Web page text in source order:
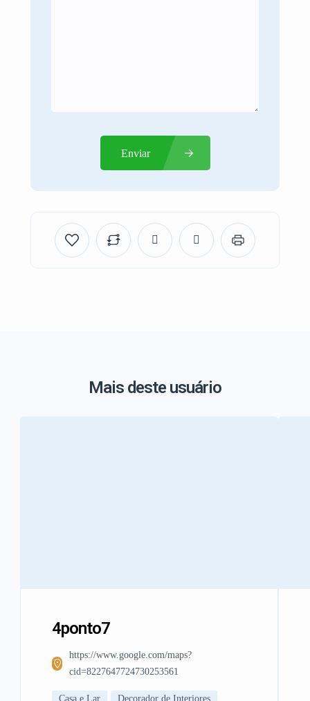
Enviar
Mais deste usuário
4ponto7
https://www.google.com/maps?
cid=8227647724730253561
Casa e Lar Decorador de Interiores